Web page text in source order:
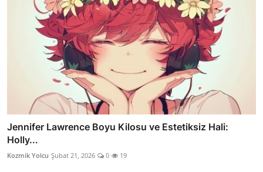
Jennifer Lawrence Boyu Kilosu ve Estetiksiz Hali:
Holly...
Kozmik Yolcu Şubat 21, 2026 0 19